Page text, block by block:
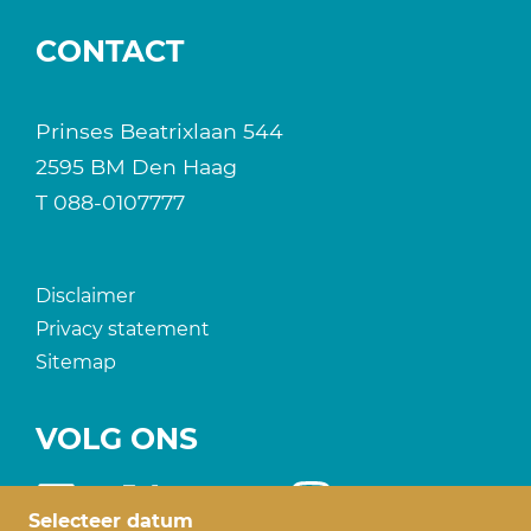
Selecteer datum
CONTACT
Prinses Beatrixlaan 544
2595 BM Den Haag
T 088-0107777
Disclaimer
Privacy statement
Sitemap
VOLG ONS